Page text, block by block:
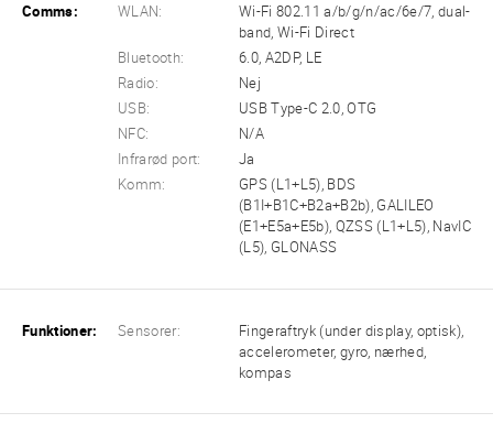
Comms: WLAN:
Wi-Fi 802.11 a/b/g/n/ac/6e/7, dual-
band, Wi-Fi Direct
Bluetooth:
6.0, A2DP, LE
Radio:
Nej
USB:
USB Type-C 2.0, OTG
NFC:
N/A
Infrarød port:
Ja
Komm:
GPS (L1+L5), BDS
(B1I+B1C+B2a+B2b), GALILEO
(E1+E5a+E5b), QZSS (L1+L5), NavIC
(L5), GLONASS
Funktioner: Sensorer:
Fingeraftryk (under display, optisk),
accelerometer, gyro, nærhed,
kompas